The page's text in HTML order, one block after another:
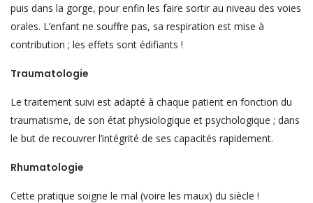
puis dans la gorge, pour enfin les faire sortir au niveau des voies
orales. L’enfant ne souffre pas, sa respiration est mise à
contribution ; les effets sont édifiants !
Traumatologie
Le traitement suivi est adapté à chaque patient en fonction du
traumatisme, de son état physiologique et psychologique ; dans
le but de recouvrer l’intégrité de ses capacités rapidement.
Rhumatologie
Cette pratique soigne le mal (voire les maux) du siècle !